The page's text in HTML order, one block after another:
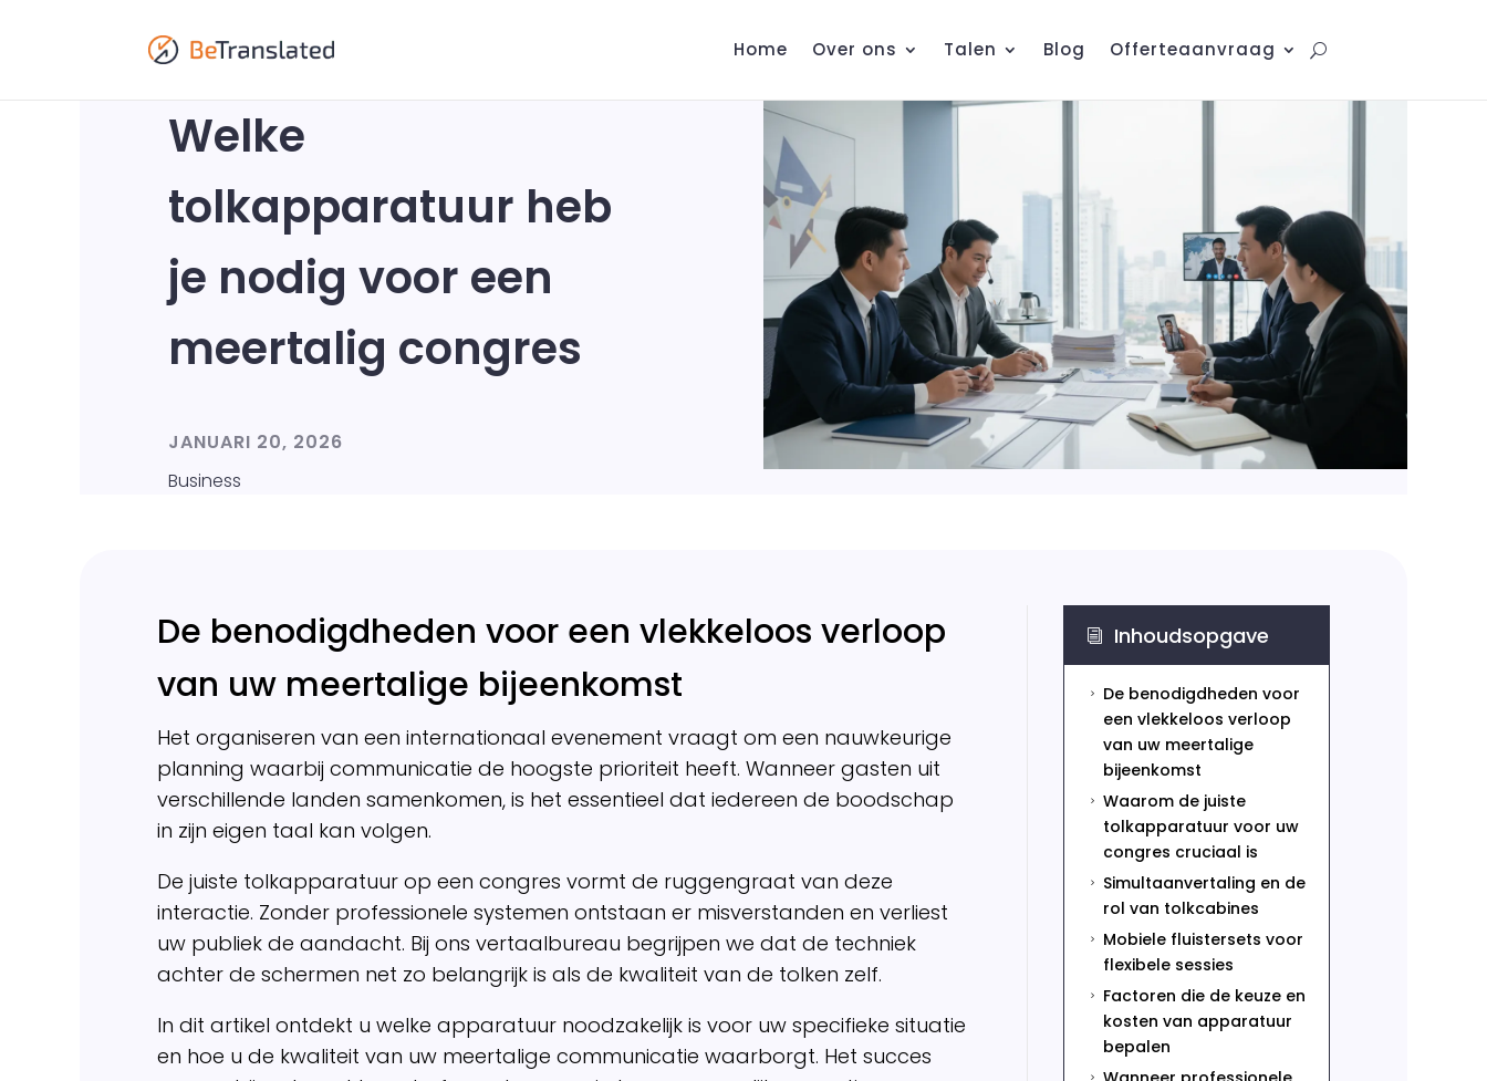
Home Over ons Talen Blog Offerteaanvraag
Welke
tolkapparatuur heb
je nodig voor een
meertalig congres
JANUARI 20, 2026
Business
De benodigdheden voor een vlekkeloos verloop
van uw meertalige bijeenkomst
Het organiseren van een internationaal evenement vraagt om een nauwkeurige
planning waarbij communicatie de hoogste prioriteit heeft. Wanneer gasten uit
verschillende landen samenkomen, is het essentieel dat iedereen de boodschap
in zijn eigen taal kan volgen.
De juiste tolkapparatuur op een congres vormt de ruggengraat van deze
interactie. Zonder professionele systemen ontstaan er misverstanden en verliest
uw publiek de aandacht. Bij ons vertaalbureau begrijpen we dat de techniek
achter de schermen net zo belangrijk is als de kwaliteit van de tolken zelf.
In dit artikel ontdekt u welke apparatuur noodzakelijk is voor uw specifieke situatie
en hoe u de kwaliteit van uw meertalige communicatie waarborgt. Het succes
i Inhoudsopgave
5
De benodigdheden voor
een vlekkeloos verloop
van uw meertalige
bijeenkomst
5
Waarom de juiste
tolkapparatuur voor uw
congres cruciaal is
5
Simultaanvertaling en de
rol van tolkcabines
5
Mobiele fluistersets voor
flexibele sessies
5
Factoren die de keuze en
kosten van apparatuur
bepalen
5